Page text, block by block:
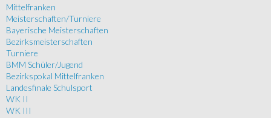
Mittelfranken
Meisterschaften/Turniere
Bayerische Meisterschaften
Bezirksmeisterschaften
Turniere
BMM Schüler/Jugend
Bezirkspokal Mittelfranken
Landesfinale Schulsport
WK II
WK III